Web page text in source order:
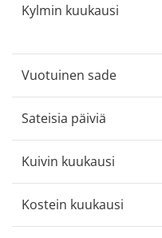
Kylmin kuukausi
Vuotuinen sade
Sateisia päiviä
Kuivin kuukausi
Kostein kuukausi